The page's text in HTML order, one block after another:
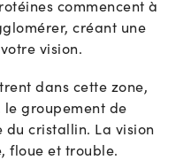
commencent à
créant une
vision.
dans cette zone,
le groupement de
du cristallin. La vision
floue et trouble.